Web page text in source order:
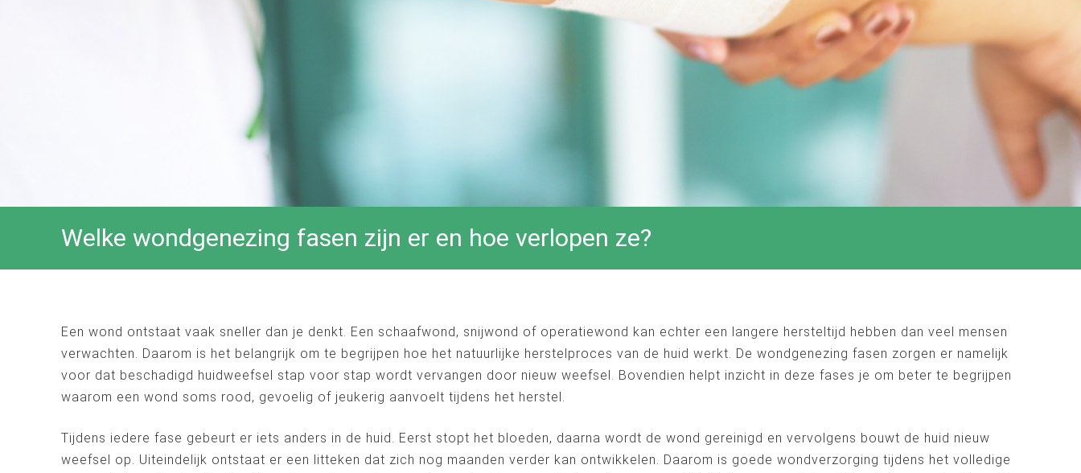
Welke wondgenezing fasen zijn er en hoe verlopen ze?
Een wond ontstaat vaak sneller dan je denkt. Een schaafwond, snijwond of operatiewond kan echter een langere hersteltijd hebben dan veel mensen
verwachten. Daarom is het belangrijk om te begrijpen hoe het natuurlijke herstelproces van de huid werkt. De wondgenezing fasen zorgen er namelijk
voor dat beschadigd huidweefsel stap voor stap wordt vervangen door nieuw weefsel. Bovendien helpt inzicht in deze fases je om beter te begrijpen
waarom een wond soms rood, gevoelig of jeukerig aanvoelt tijdens het herstel.
Tijdens iedere fase gebeurt er iets anders in de huid. Eerst stopt het bloeden, daarna wordt de wond gereinigd en vervolgens bouwt de huid nieuw
weefsel op. Uiteindelijk ontstaat er een litteken dat zich nog maanden verder kan ontwikkelen. Daarom is goede wondverzorging tijdens het volledige